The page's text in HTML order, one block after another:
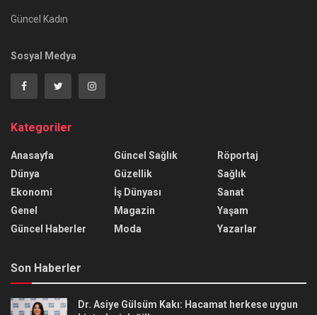
Güncel Kadın
Sosyal Medya
Kategoriler
Anasayfa
Dünya
Ekonomi
Genel
Güncel Haberler
Güncel Sağlık
Güzellik
İş Dünyası
Magazin
Moda
Röportaj
Sağlık
Sanat
Yaşam
Yazarlar
Son Haberler
Dr. Asiye Gülsüm Kakı: Hacamat herkese uygun